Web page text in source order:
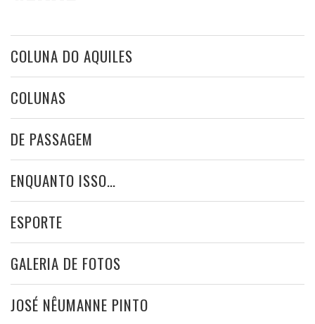
COLUNA DO AQUILES
COLUNAS
DE PASSAGEM
ENQUANTO ISSO…
ESPORTE
GALERIA DE FOTOS
JOSÉ NÊUMANNE PINTO